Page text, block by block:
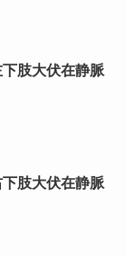
肢大伏在静脈
肢大伏在静脈